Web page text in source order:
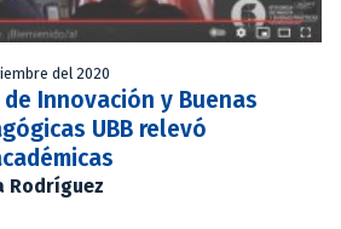
del 2020
Innovación y Buenas
UBB relevó
Rodríguez